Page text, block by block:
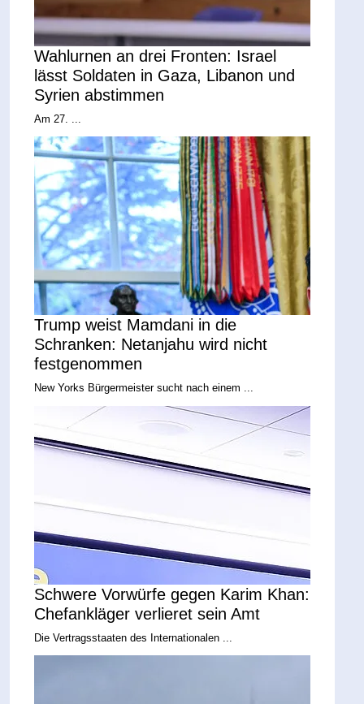
Wahlurnen an drei Fronten: Israel
lässt Soldaten in Gaza, Libanon und
Syrien abstimmen
Am 27. ...
Trump weist Mamdani in die
Schranken: Netanjahu wird nicht
festgenommen
New Yorks Bürgermeister sucht nach einem ...
Schwere Vorwürfe gegen Karim Khan:
Chefankläger verlieret sein Amt
Die Vertragsstaaten des Internationalen ...